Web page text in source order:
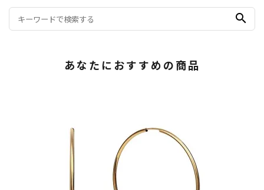
search
あなたにおすすめの商品